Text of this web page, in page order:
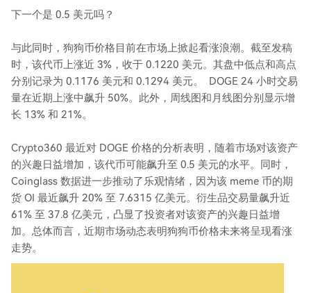
下一个是 0.5 美元吗？
与此同时，狗狗币价格目前在市场上掀起看涨浪潮。截至发稿
时，该代币上涨近 3%，收于 0.1220 美元。其盘中低点和高点
分别记录为 0.1176 美元和 0.1294 美元。 DOGE 24 小时交易
量在近期上涨中飙升 50%。此外，周线图和月线图分别显示增
长 13% 和 21%。
Crypto360 最近对 DOGE 价格的分析表明，随着市场对该资产
的兴趣日益增加，该代币可能飙升至 0.5 美元的水平。同时，
Coinglass 数据进一步推动了乐观情绪，因为该 meme 币的期
货 OI 最近飙升 20% 至 7.6315 亿美元。衍生品交易量飙升近
61% 至 37.8 亿美元，凸显了投资者对该资产的兴趣日益增
加。总体而言，近期市场动态表明狗狗币价格未来将呈现看涨
走势。